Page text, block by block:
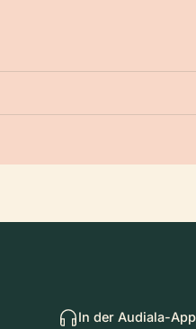
In der Audiala-